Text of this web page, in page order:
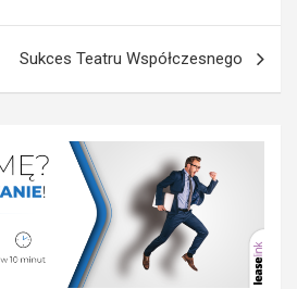
Sukces Teatru Współczesnego